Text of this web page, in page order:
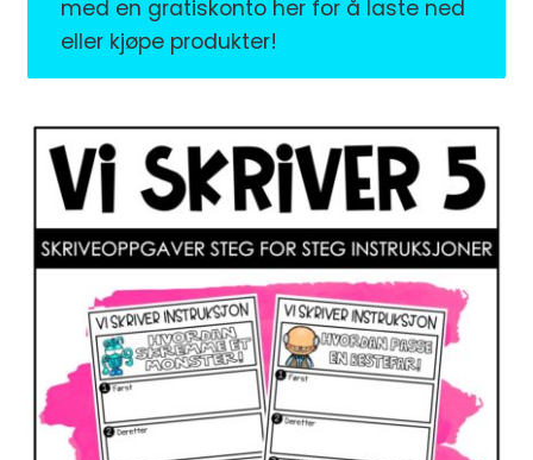
UNDERMENY
LISENSER
UTVID
UNDERMENY
TIPSHJØRNET
KURS
med en gratiskonto her for å laste ned
eller kjøpe produkter!